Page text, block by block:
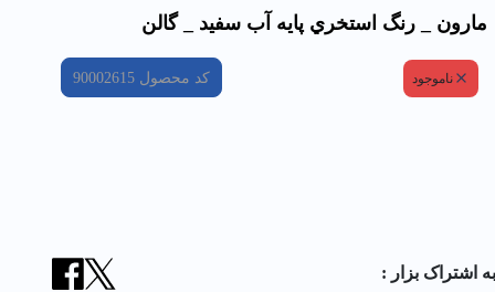
مارون _ رنگ استخري پايه آب سفيد _ گالن
ناموجود کد محصول 90002615
به اشتراک بزار :